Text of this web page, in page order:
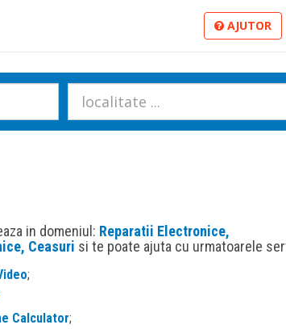
AJUTOR
in domeniul: Reparatii Electronice,
Ceasuri si te poate ajuta cu urmatoarele
;
Calculator;